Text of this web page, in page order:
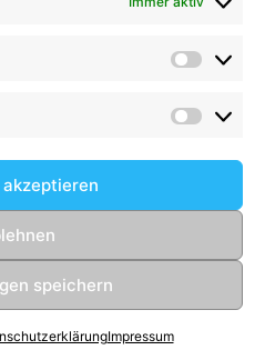
speichern
Impressum
TSV Trittau
paar Worte zum
setzen Ihre
fort
• Erstellt mitGeneratePress